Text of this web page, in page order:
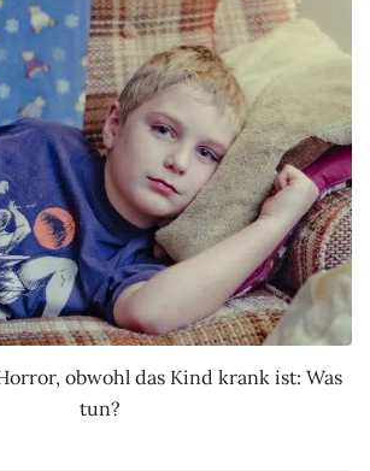
obwohl das Kind krank ist: Was
tun?